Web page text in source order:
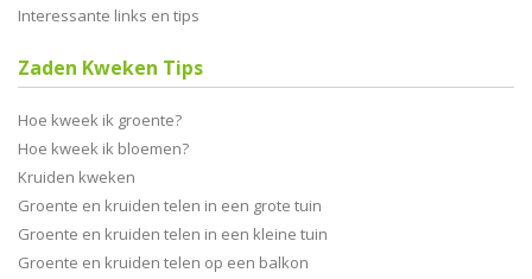
Interessante links en tips
Zaden Kweken Tips
Hoe kweek ik groente?
Hoe kweek ik bloemen?
Kruiden kweken
Groente en kruiden telen in een grote tuin
Groente en kruiden telen in een kleine tuin
Groente en kruiden telen op een balkon